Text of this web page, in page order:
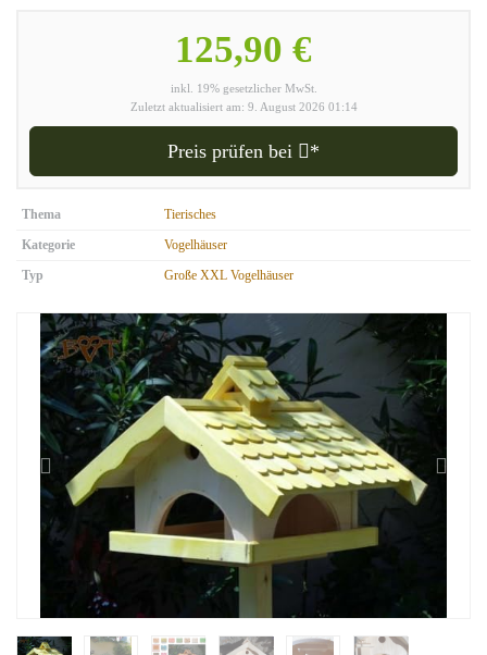
125,90 €
inkl. 19% gesetzlicher MwSt.
Zuletzt aktualisiert am: 9. August 2026 01:14
Preis prüfen bei *
Thema
Tierisches
Kategorie
Vogelhäuser
Typ
Große XXL Vogelhäuser